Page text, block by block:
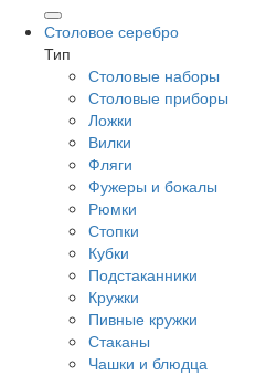
Столовое серебро
Тип
Столовые наборы
Столовые приборы
Ложки
Вилки
Фляги
Фужеры и бокалы
Рюмки
Стопки
Кубки
Подстаканники
Кружки
Пивные кружки
Стаканы
Чашки и блюдца